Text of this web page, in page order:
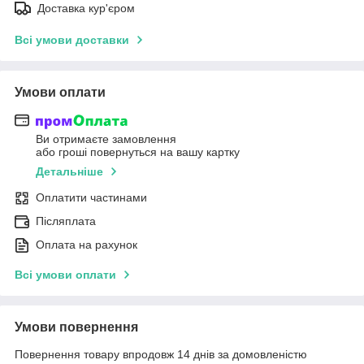
Доставка кур'єром
Всі умови доставки
Умови оплати
Ви отримаєте замовлення
або гроші повернуться на вашу картку
Детальніше
Оплатити частинами
Післяплата
Оплата на рахунок
Всі умови оплати
Умови повернення
Повернення товару впродовж 14 днів за домовленістю